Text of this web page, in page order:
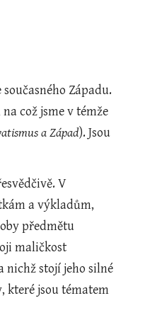
Západu.
na což jsme v témže
a Západ). Jsou
V
a výkladům,
předmětu
maličkost
nichž stojí jeho silné
které jsou tématem